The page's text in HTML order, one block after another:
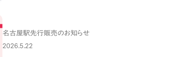
名古屋駅先行販売のお知らせ
2026.5.22